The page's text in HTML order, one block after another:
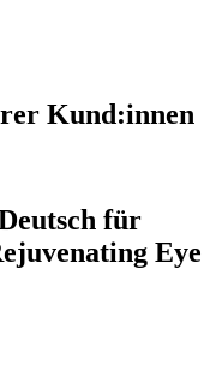
Kund:innen
für
Eye